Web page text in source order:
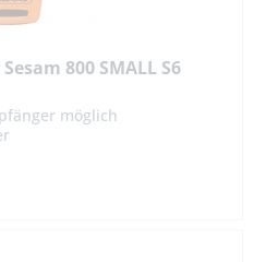
800 SMALL S6
möglich